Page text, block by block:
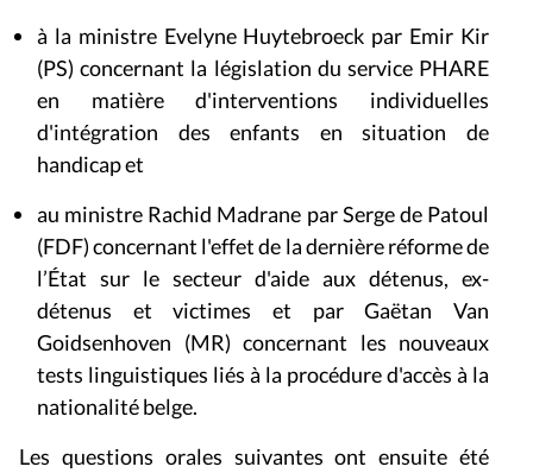
à la ministre Evelyne Huytebroeck par Emir Kir
(PS) concernant la législation du service PHARE
en matière d'interventions individuelles
d'intégration des enfants en situation de
handicap et
au ministre Rachid Madrane par Serge de Patoul
(FDF) concernant l'effet de la dernière réforme de
l’État sur le secteur d'aide aux détenus, ex-
détenus et victimes et par Gaëtan Van
Goidsenhoven (MR) concernant les nouveaux
tests linguistiques liés à la procédure d'accès à la
nationalité belge.
Les questions orales suivantes ont ensuite été